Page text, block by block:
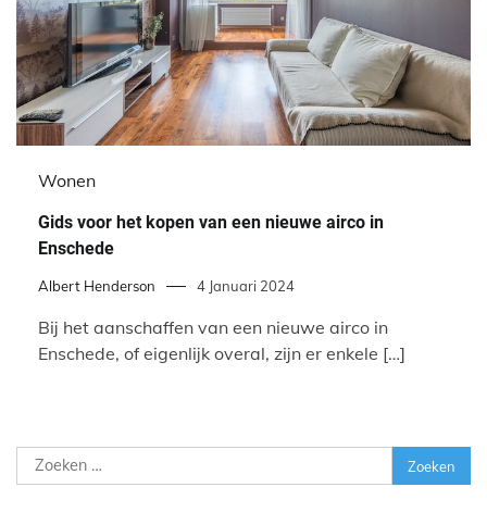
Wonen
Gids voor het kopen van een nieuwe airco in
Enschede
Albert Henderson 4 Januari 2024
Bij het aanschaffen van een nieuwe airco in
Enschede, of eigenlijk overal, zijn er enkele […]
Zoeken
naar: